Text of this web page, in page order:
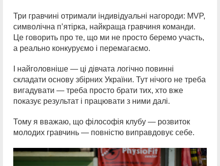
Три гравчині отримали індивідуальні нагороди: MVP,
символічна п’ятірка, найкраща гравчиня команди.
Це говорить про те, що ми не просто беремо участь,
а реально конкуруємо і перемагаємо.
І найголовніше — ці дівчата логічно повинні
складати основу збірних України. Тут нічого не треба
вигадувати — треба просто брати тих, хто вже
показує результат і працювати з ними далі.
Тому я вважаю, що філософія клубу — розвиток
молодих гравчинь — повністю виправдовує себе.